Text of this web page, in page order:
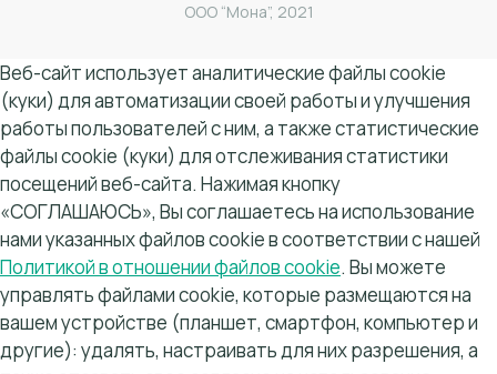
ООО “Мона”, 2021
Веб-сайт использует аналитические файлы cookie
(куки) для автоматизации своей работы и улучшения
работы пользователей с ним, а также статистические
файлы cookie (куки) для отслеживания статистики
посещений веб-сайта. Нажимая кнопку
«СОГЛАШАЮСЬ», Вы соглашаетесь на использование
нами указанных файлов cookie в соответствии с нашей
Политикой в отношении файлов cookie. Вы можете
управлять файлами cookie, которые размещаются на
вашем устройстве (планшет, смартфон, компьютер и
другие): удалять, настраивать для них разрешения, а